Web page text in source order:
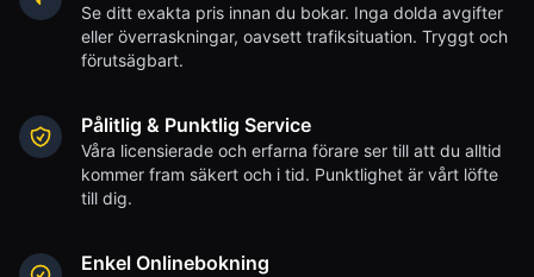
Se ditt exakta pris innan du bokar. Inga dolda avgifter
eller överraskningar, oavsett trafiksituation. Tryggt och
förutsägbart.
Pålitlig & Punktlig Service
Våra licensierade och erfarna förare ser till att du alltid
kommer fram säkert och i tid. Punktlighet är vårt löfte
till dig.
Enkel Onlinebokning